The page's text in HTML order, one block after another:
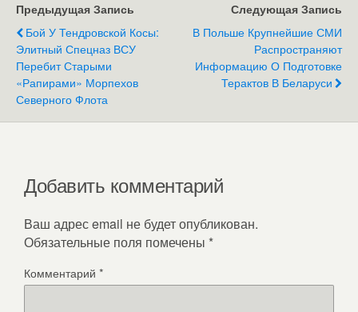
Предыдущая Запись
Бой У Тендровской Косы:
Элитный Спецназ ВСУ
Перебит Старыми
«Рапирами» Морпехов
Северного Флота
Следующая Запись
В Польше Крупнейшие СМИ
Распространяют
Информацию О Подготовке
Терактов В Беларуси
Добавить комментарий
Ваш адрес email не будет опубликован.
Обязательные поля помечены *
Комментарий *